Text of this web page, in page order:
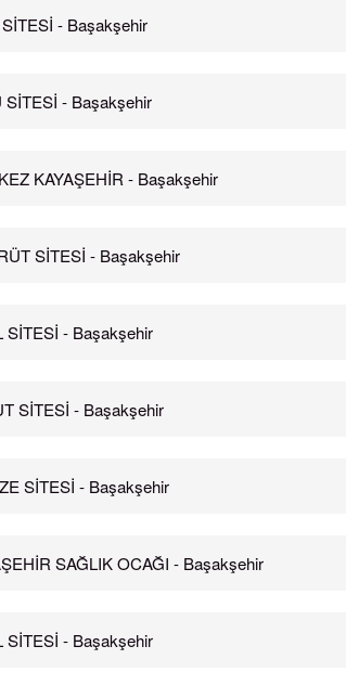
- Başakşehir
SİTESİ - Başakşehir
KAYAŞEHİR - Başakşehir
SİTESİ - Başakşehir
SİTESİ - Başakşehir
SİTESİ - Başakşehir
SİTESİ - Başakşehir
SAĞLIK OCAĞI - Başakşehir
SİTESİ - Başakşehir